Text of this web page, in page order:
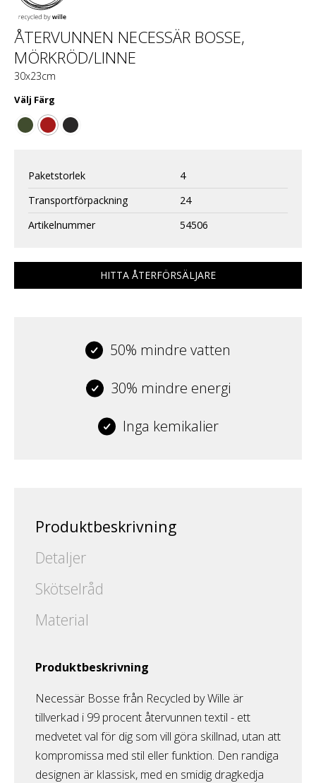
ÅTERVUNNEN NECESSÄR BOSSE,
MÖRKRÖD/LINNE
30x23cm
Välj Färg
Paketstorlek
4
Transportförpackning
24
Artikelnummer
54506
HITTA ÅTERFÖRSÄLJARE
50% mindre vatten
30% mindre energi
Inga kemikalier
Produktbeskrivning
Detaljer
Skötselråd
Material
Produktbeskrivning
Necessär Bosse från Recycled by Wille är
tillverkad i 99 procent återvunnen textil - ett
medvetet val för dig som vill göra skillnad, utan att
kompromissa med stil eller funktion. Den randiga
designen är klassisk, med en smidig dragkedja